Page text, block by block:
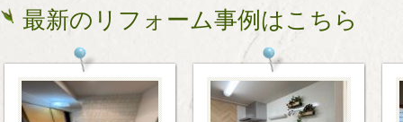
最新のリフォーム事例はこちら